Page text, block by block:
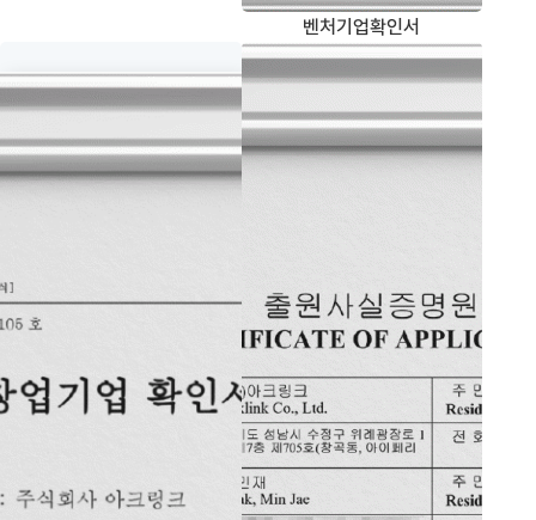
벤처기업확인서
몸캠 피싱 피해 방어 및 구제를 위한 통